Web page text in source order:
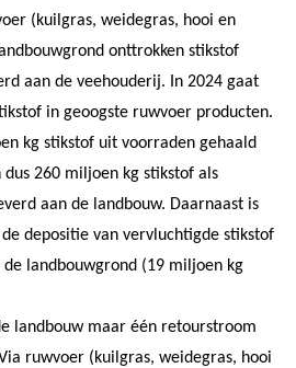
(kuilgras, weidegras, hooi en
onttrokken stikstof
aan de veehouderij. In 2024 gaat
in geoogste ruwvoer producten.
kg stikstof uit voorraden gehaald
260 miljoen kg stikstof als
aan de landbouw. Daarnaast is
depositie van vervluchtigde stikstof
landbouwgrond (19 miljoen kg
landbouw maar één retourstroom
ruwvoer (kuilgras, weidegras, hooi